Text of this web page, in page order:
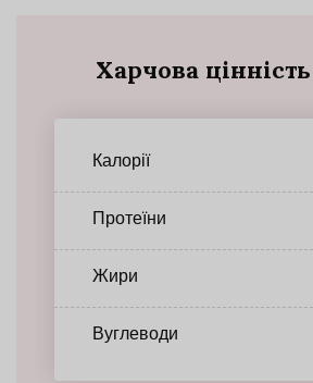
Харчова цінність
Калорії
Протеїни
Жири
Вуглеводи